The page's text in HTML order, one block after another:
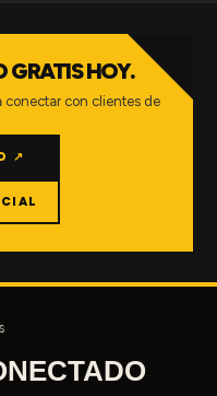
GRATIS HOY.
conectar con clientes de
↗